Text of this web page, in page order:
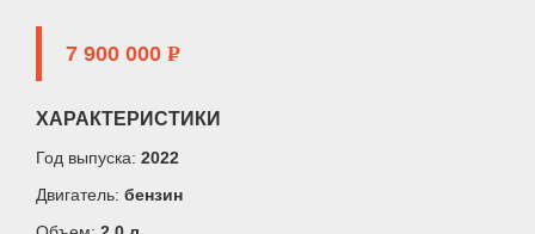
7 900 000 P
ХАРАКТЕРИСТИКИ
Год выпуска: 2022
Двигатель: бензин